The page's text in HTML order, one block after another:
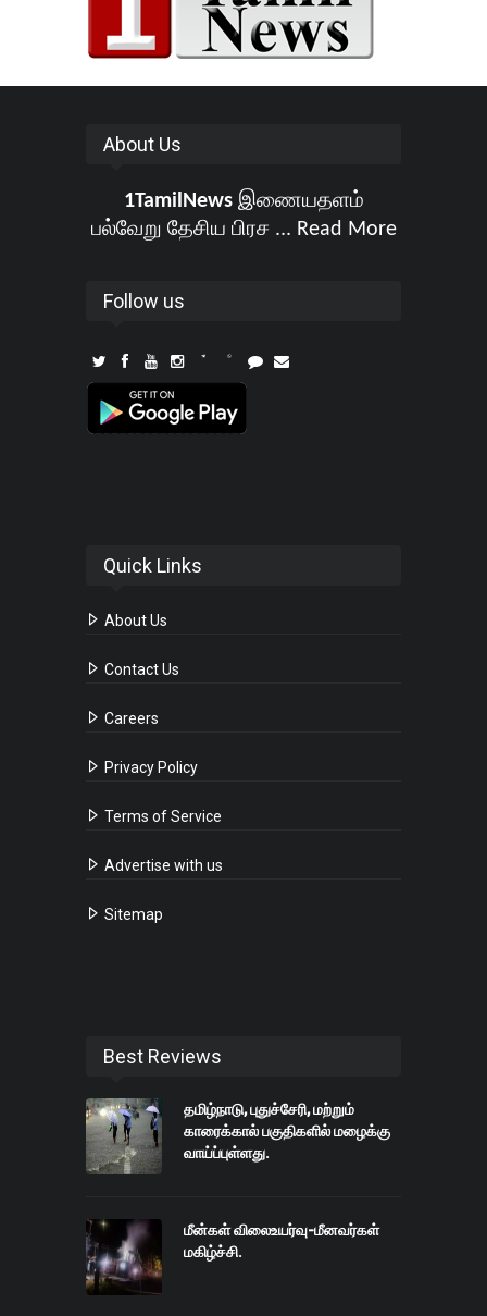
About Us
1TamilNewsஇணையதளம்
பல்வேறு தேசிய பிரச ... Read More
Follow us
Quick Links
About Us
Contact Us
Careers
Privacy Policy
Terms of Service
Advertise with us
Sitemap
Best Reviews
தமிழ்நாடு, புதுச்சேரி, மற்றும்
காரைக்கால் பகுதிகளில் மழைக்கு
வாய்ப்புள்ளது.
மீன்கள் விலைஉயர்வு-மீனவர்கள்
மகிழ்ச்சி.